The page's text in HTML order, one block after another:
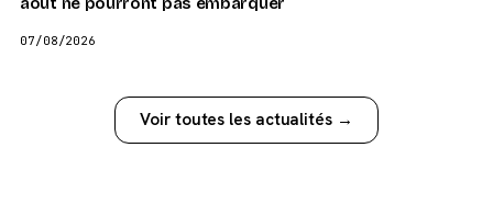
07/08/2026
Voir toutes les actualités →